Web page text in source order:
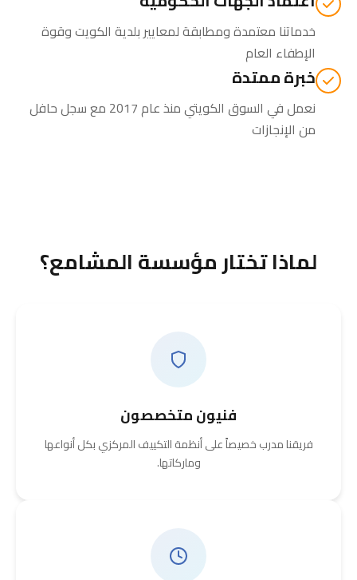
خدماتنا معتمدة ومطابقة لمعايير بلدية الكويت وقوة
الإطفاء العام
خبرة ممتدة
نعمل في السوق الكويتي منذ عام 2017 مع سجل حافل
من الإنجازات
لماذا تختار مؤسسة المشامع؟
فنيون متخصصون
فريقنا مدرب خصيصاً على أنظمة التكييف المركزي بكل أنواعها
وماركاتها.